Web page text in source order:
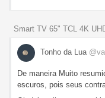
Smart TV 65" TCL 4K
Tonho da Lua
De maneira Muito
escuros, pois seus